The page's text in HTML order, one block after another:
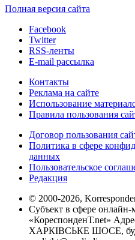
Полная версия сайта
Facebook
Twitter
RSS-ленты
E-mail рассылка
Контакты
Реклама на сайте
Использование
Правила пользования
Договор пользования
Политика в сфере
данных
Пользовательское
Редакция
© 2000-2026,
Субъект в сфере
«КореспонденТ.net»
ХАРКІВСЬКЕ ШОСЕ,